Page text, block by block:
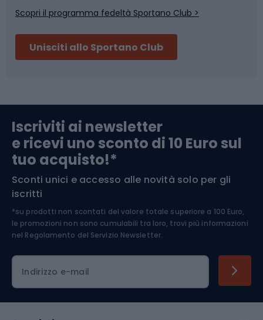
Abbigliamento da escursionismo
Componenti per biciclette
Arrampicata
Medicina dello sport
Abbigliamento ciclistico
Scopri il programma fedeltà Sportano Club >
Unisciti allo Sportano Club
Iscriviti ai newsletter
e ricevi uno sconto di 10 Euro sul
tuo acquisto!*
Sconti unici e accesso alle novità solo per gli
iscritti
*su prodotti non scontati del valore totale superiore a 100 Euro,
le promozioni non sono cumulabili tra loro, trovi più informazioni
nel Regolamento del Servizio Newsletter.
Indirizzo e-mail